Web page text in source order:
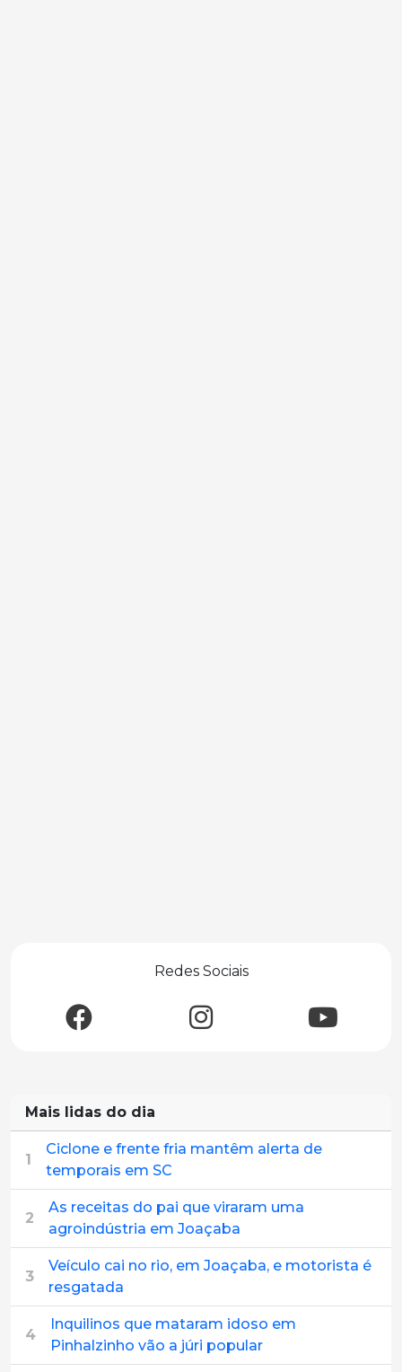
Redes Sociais
Mais lidas do dia
1
Ciclone e frente fria mantêm alerta de
temporais em SC
2
As receitas do pai que viraram uma
agroindústria em Joaçaba
3
Veículo cai no rio, em Joaçaba, e motorista é
resgatada
4
Inquilinos que mataram idoso em
Pinhalzinho vão a júri popular